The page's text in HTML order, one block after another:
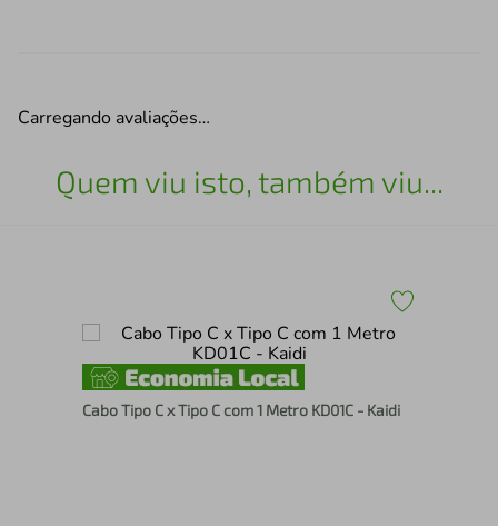
Carregando avaliações…
Quem viu isto, também viu...
Cabo Tipo C x Tipo C com 1 Metro KD01C - Kaidi